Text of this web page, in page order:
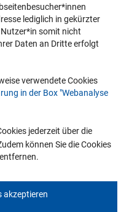
Kontakt
lediglich in gekürzter
somit nicht
Daten an Dritte erfolgt
verwendete Cookies
in der Box "Webanalyse
jederzeit über die
können Sie die Cookies
akzeptieren